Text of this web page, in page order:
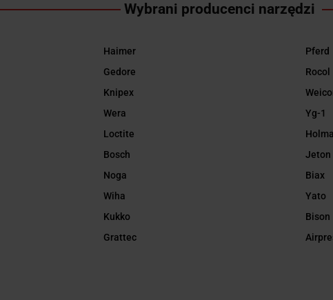
Wybrani producenci narzędzi
Haimer
Gedore
Knipex
Wera
Loctite
Bosch
Noga
Wiha
Kukko
Grattec
Pferd
Rocol
Yg-1
Jeton
Biax
Yato
Bison